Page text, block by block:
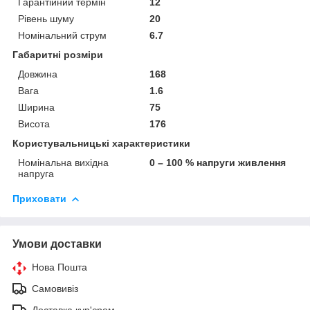
Рівень шуму
20
Номінальний струм
6.7
Габаритні розміри
Довжина
168
Вага
1.6
Ширина
75
Висота
176
Користувальницькі характеристики
Номінальна вихідна
напруга
0 – 100 % напруги живлення
Приховати
Умови доставки
Нова Пошта
Самовивіз